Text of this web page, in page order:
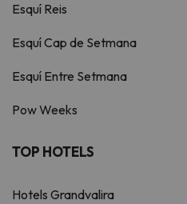
Esquí Reis
Esquí Cap de Setmana
Esquí Entre Setmana
Pow Weeks
TOP HOTELS
Hotels Grandvalira